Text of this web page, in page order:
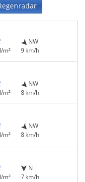
m²
NW
9 km/h
m²
NW
8 km/h
m²
NW
8 km/h
m²
N
7 km/h